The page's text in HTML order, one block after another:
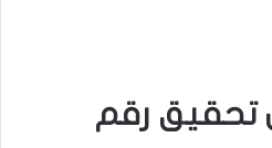
تحقيق رقم